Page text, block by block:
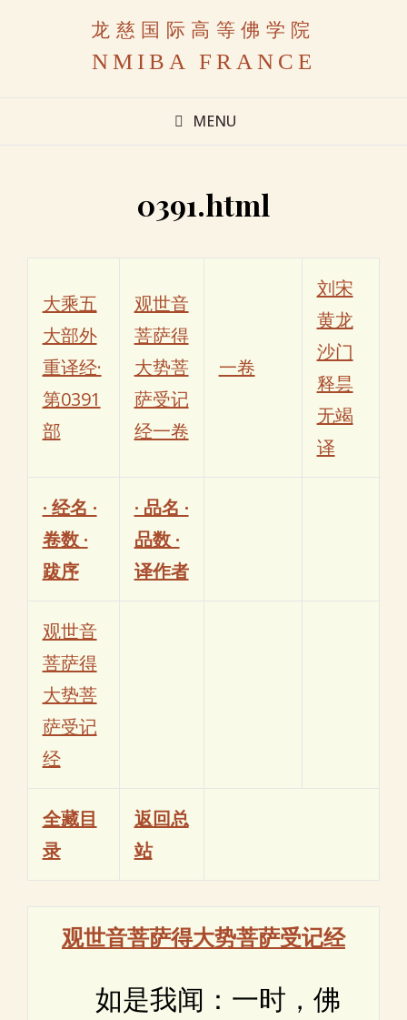
龙慈国际高等佛学院
NMIBA FRANCE
MENU
0391.html
大乘五
大部外
重译经·
第0391
部
观世音
菩萨得
大势菩
萨受记
经一卷
一卷
刘宋
黄龙
沙门
释昙
无竭
译
· 经名 ·
卷数 ·
跋序
· 品名 ·
品数 ·
译作者
观世音
菩萨得
大势菩
萨受记
经
全藏目
录
返回总
站
观世音菩萨得大势菩萨受记经
如是我闻：一时，佛